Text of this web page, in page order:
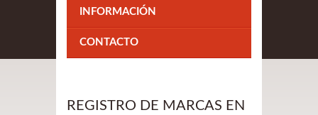
INFORMACIÓN
CONTACTO
REGISTRO DE MARCAS EN